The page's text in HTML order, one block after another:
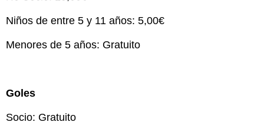
Niños de entre 5 y 11 años: 5,00€
Menores de 5 años: Gratuito
Goles
Socio: Gratuito